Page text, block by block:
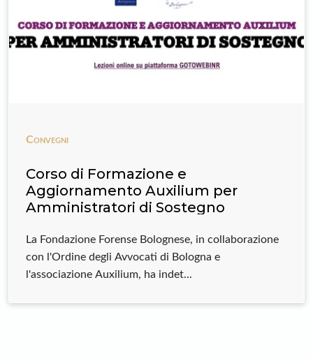
Convegni
Corso di Formazione e
Aggiornamento Auxilium per
Amministratori di Sostegno
La Fondazione Forense Bolognese, in collaborazione
con l'Ordine degli Avvocati di Bologna e
l'associazione Auxilium, ha indet...